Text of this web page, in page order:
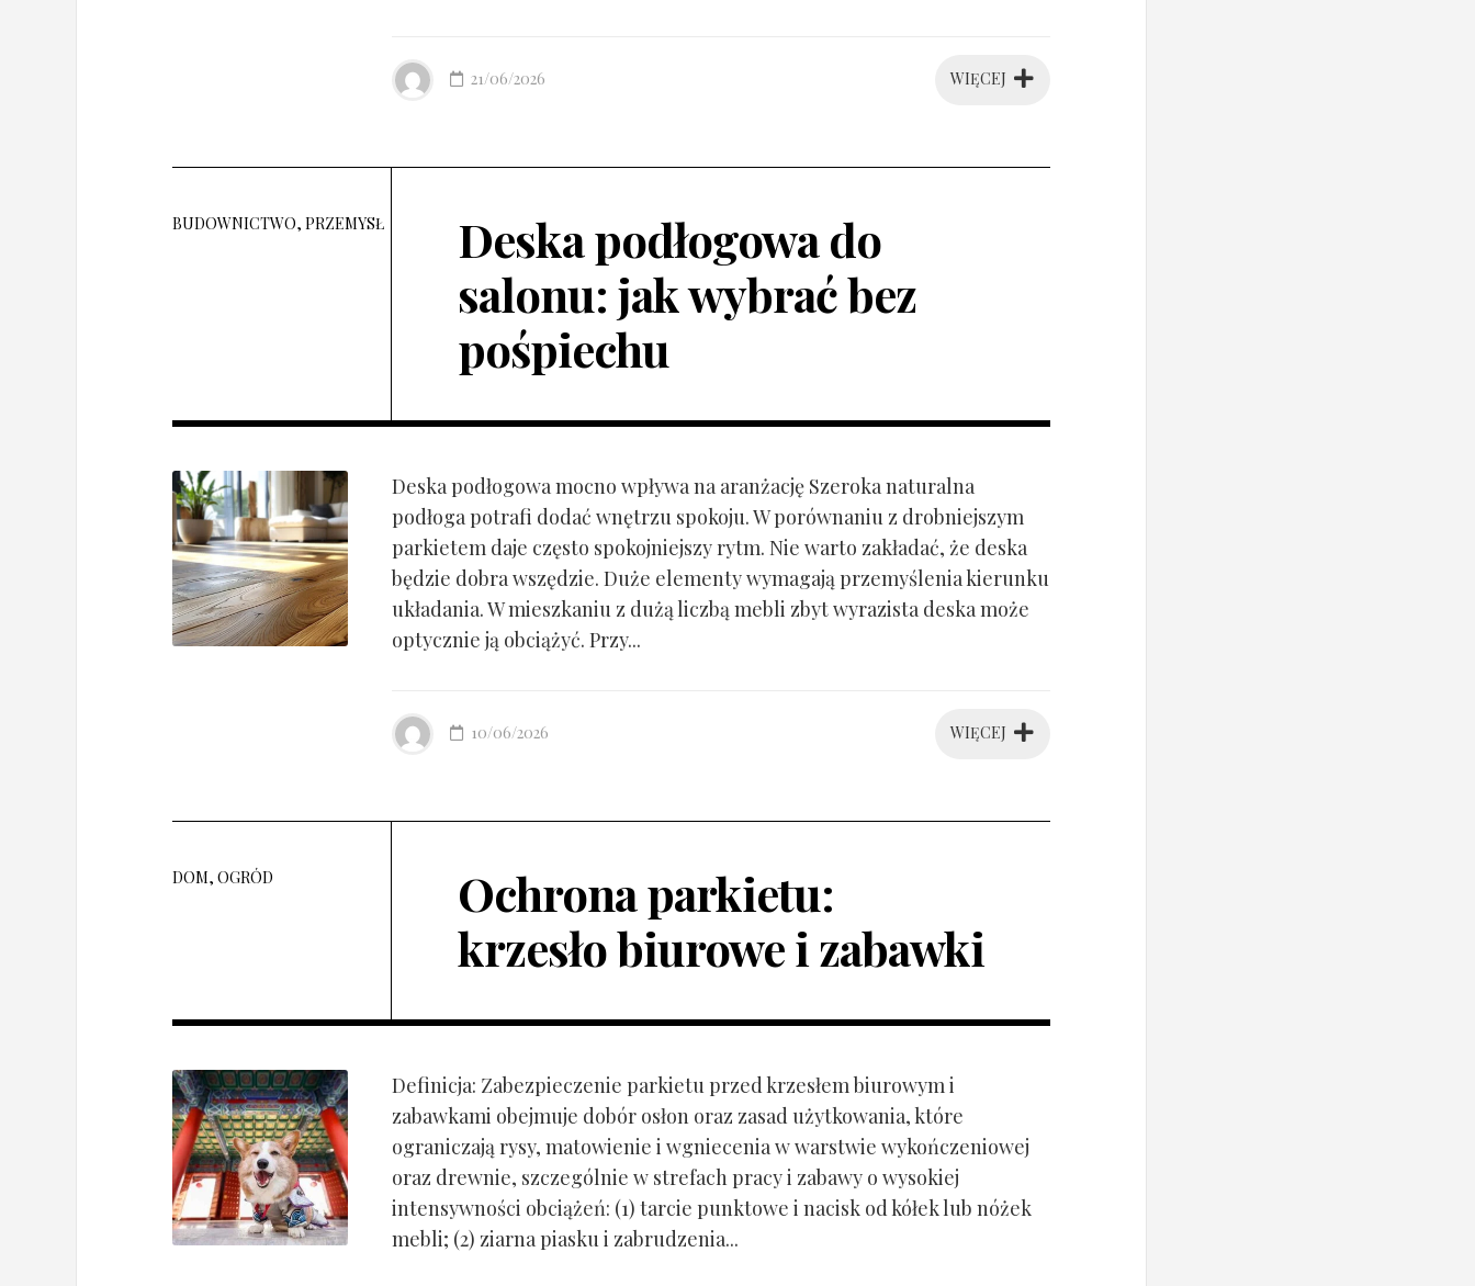
WIĘCEJ
21/06/2026
BUDOWNICTWO, PRZEMYSŁ
Deska podłogowa do
salonu: jak wybrać bez
pośpiechu
Deska podłogowa mocno wpływa na aranżację Szeroka naturalna
podłoga potrafi dodać wnętrzu spokoju. W porównaniu z drobniejszym
parkietem daje często spokojniejszy rytm. Nie warto zakładać, że deska
będzie dobra wszędzie. Duże elementy wymagają przemyślenia kierunku
układania. W mieszkaniu z dużą liczbą mebli zbyt wyrazista deska może
optycznie ją obciążyć. Przy...
WIĘCEJ
10/06/2026
DOM, OGRÓD
Ochrona parkietu:
krzesło biurowe i zabawki
Definicja: Zabezpieczenie parkietu przed krzesłem biurowym i
zabawkami obejmuje dobór osłon oraz zasad użytkowania, które
ograniczają rysy, matowienie i wgniecenia w warstwie wykończeniowej
oraz drewnie, szczególnie w strefach pracy i zabawy o wysokiej
intensywności obciążeń: (1) tarcie punktowe i nacisk od kółek lub nóżek
mebli; (2) ziarna piasku i zabrudzenia...